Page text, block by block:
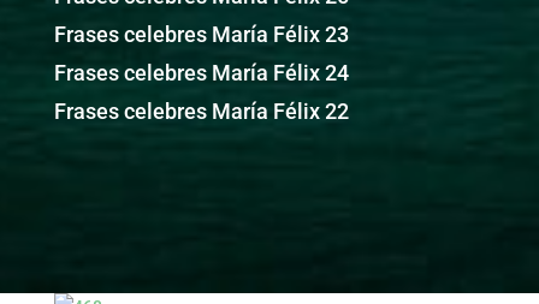
Frases celebres María Félix 23
Frases celebres María Félix 24
Frases celebres María Félix 22